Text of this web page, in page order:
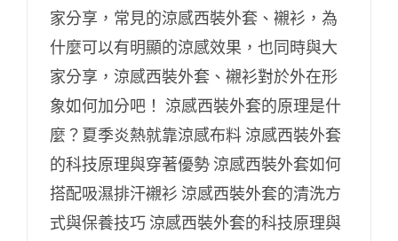
家分享，常見的涼感西裝外套、襯衫，為
什麼可以有明顯的涼感效果，也同時與大
家分享，涼感西裝外套、襯衫對於外在形
象如何加分吧！ 涼感西裝外套的原理是什
麼？夏季炎熱就靠涼感布料 涼感西裝外套
的科技原理與穿著優勢 涼感西裝外套如何
搭配吸濕排汗襯衫 涼感西裝外套的清洗方
式與保養技巧 涼感西裝外套的科技原理與